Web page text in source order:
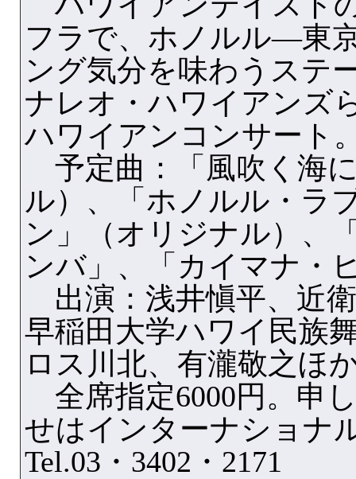
フラで、ホノルル—東
ング気分を味わうステ
ナレオ・ハワイアンズ
ハワイアンコンサート
予定曲：「風吹く海
ル）、「ホノルル・ラ
ン」（オリジナル）、
ンバ」、「カイマナ・
出演：浅井愼平、近
早稲田大学ハワイ民族
ロス川北、有瀧敬之ほ
全席指定6000円。申
せはインターナショナ
Tel.03・3402・2171